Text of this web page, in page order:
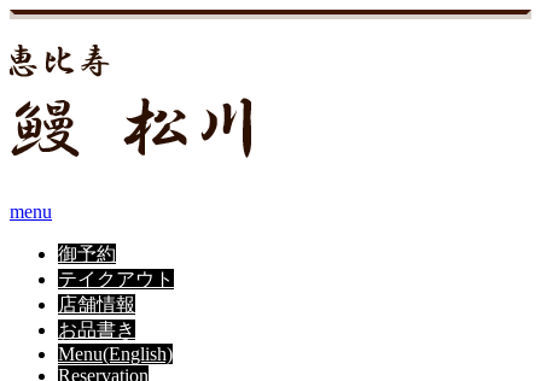
menu
御予約
テイクアウト
店舗情報
お品書き
Menu(English)
Reservation